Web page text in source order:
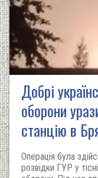
Добрі
оборони
станцію в
Операція була
розвідки ГУР у